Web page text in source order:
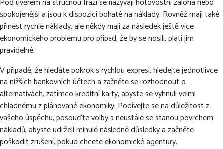
Pod úvěrem na stručnou frázi se nazývají hotovostní záloha nebo
spokojenější a jsou k dispozici bohaté na náklady. Rovněž mají také
přinést rychlé náklady, ale někdy mají za následek ještě více
ekonomického problému pro případ, že by se nosili, platí jim
pravidelné.
V případě, že hledáte pokrok s rychlou expresí, hledejte jednotlivce
na nižších bankovních účtech a začněte se rozhodnout o
alternativách, zatímco kreditní karty, abyste se vyhnuli velmi
chladnému z plánované ekonomiky. Podívejte se na důležitost z
vašeho úspěchu, posouďte volby a neustále se stanou povrchem
nákladů, abyste udrželi minulé následné důsledky a začněte
poškodit zrušení, pokud chcete ekonomické agentury.